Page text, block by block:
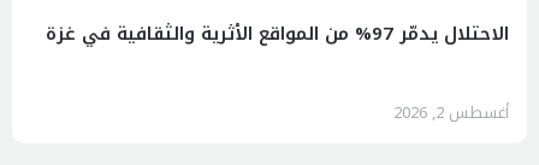
الاحتلال يدمّر 97% من المواقع الأثرية والثقافية في غزة
أغسطس 2, 2026